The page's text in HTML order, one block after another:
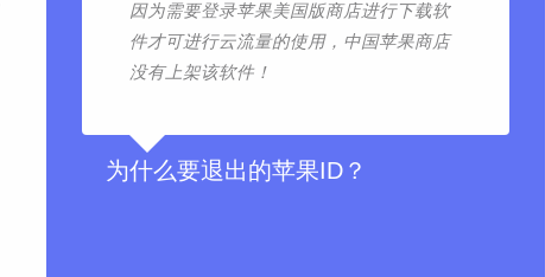
因为需要登录苹果美国版商店进行下载软
件才可进行云流量的使用，中国苹果商店
没有上架该软件！
为什么要退出的苹果ID？